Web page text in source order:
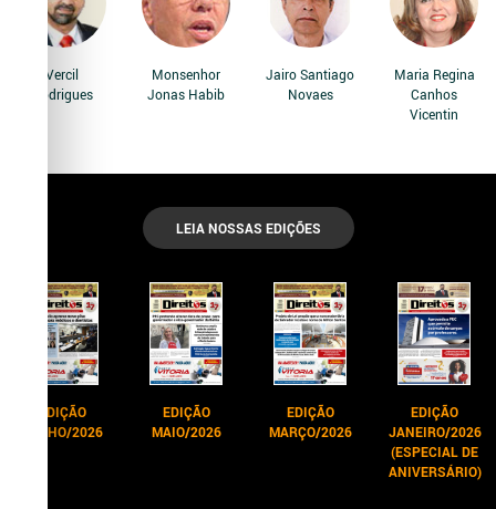
Vercil
Rodrigues
Monsenhor
Jonas Habib
Jairo Santiago
Novaes
Maria Regina
Canhos
Vicentin
LEIA NOSSAS EDIÇÕES
EDIÇÃO
JUNHO/2026
EDIÇÃO
MAIO/2026
EDIÇÃO
MARÇO/2026
EDIÇÃO
JANEIRO/2026
(ESPECIAL DE
ANIVERSÁRIO)